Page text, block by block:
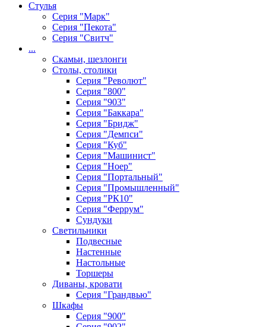
Стулья
Серия "Марк"
Серия "Пекота"
Серия "Свитч"
...
Скамьи, шезлонги
Столы, столики
Серия "Револют"
Серия "800"
Серия "903"
Серия "Баккара"
Серия "Бридж"
Серия "Демпси"
Серия "Куб"
Серия "Машинист"
Серия "Ноер"
Серия "Портальный"
Серия "Промышленный"
Серия "РК10"
Серия "Феррум"
Сундуки
Светильники
Подвесные
Настенные
Настольные
Торшеры
Диваны, кровати
Серия "Грандвью"
Шкафы
Серия "900"